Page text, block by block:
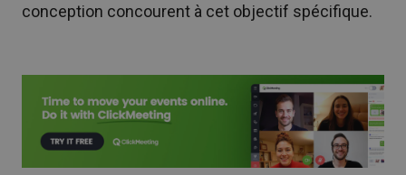
conception concourent à cet objectif spécifique.